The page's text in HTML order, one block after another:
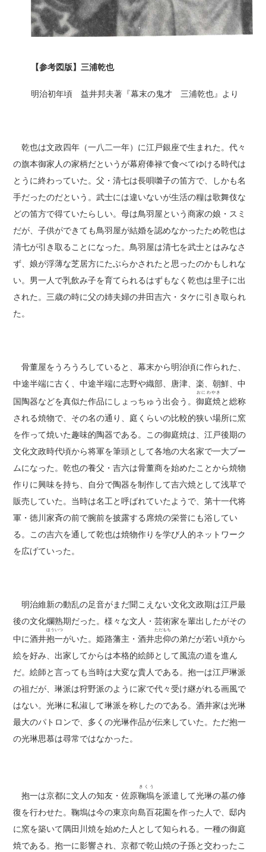
【参考図版】三浦乾也
明治初年頃 益井邦夫著『幕末の鬼才 三浦乾也』より
乾也は文政四年（一八二一年）に江戸銀座で生まれた。代々
の旗本御家人の家柄だというが幕府俸禄で食べてゆける時代は
とうに終わっていた。父・清七は長唄囃子の笛方で、しかも名
手だったのだという。武士には違いないが生活の糧は歌舞伎な
どの笛方で得ていたらしい。母は鳥羽屋という商家の娘・スミ
だが、子供ができても鳥羽屋が結婚を認めなかったため乾也は
清七が引き取ることになった。鳥羽屋は清七を武士とはみなさ
ず、娘が浮薄な芝居方にたぶらかされたと思ったのかもしれな
い。男一人で乳飲み子を育てられるはずもなく乾也は里子に出
された。三歳の時に父の姉夫婦の井田吉六・タケに引き取られ
た。
骨董屋をうろうろしていると、幕末から明治頃に作られた、
中途半端に古く、中途半端に志野や織部、唐津、楽、朝鮮、中
国陶器などを真似た作品にしょっちゅう出会う。御庭焼
おにわやき
と総称
される焼物で、その名の通り、庭くらいの比較的狭い場所に窯
を作って焼いた趣味的陶器である。この御庭焼は、江戸後期の
文化文政時代頃から将軍を筆頭として各地の大名家で一大ブー
ムになった。乾也の養父・吉六は骨董商を始めたことから焼物
作りに興味を持ち、自分で陶器を制作して吉六焼として浅草で
販売していた。当時は名工と呼ばれていたようで、第十一代将
軍・徳川家斉の前で腕前を披露する席焼の栄誉にも浴してい
る。この吉六を通して乾也は焼物作りを学び人的ネットワーク
を広げていった。
明治維新の動乱の足音がまだ聞こえない文化文政期は江戸最
後の文化爛熟期だった。様々な文人・芸術家を輩出したがその
中に酒井抱一
ほういつ
がいた。姫路藩主・酒井忠仰
ただもち
の弟だが若い頃から
絵を好み、出家してからは本格的絵師として風流の道を進ん
だ。絵師と言っても当時は大変な貴人である。抱一は江戸琳派
の祖だが、琳派は狩野派のように家で代々受け継がれる画風で
はない。光琳に私淑して琳派を称したのである。酒井家は光琳
最大のパトロンで、多くの光琳作品が伝来していた。ただ抱一
の光琳思慕は尋常ではなかった。
抱一は京都に文人の知友・佐原鞠塢
きくう
を派遣して光琳の墓の修
復を行わせた。鞠塢は今の東京向島百花園を作った人で、邸内
に窯を築いて隅田川焼を始めた人として知られる。一種の御庭
焼である。抱一に影響され、京都で乾山焼の子孫と交わったこ